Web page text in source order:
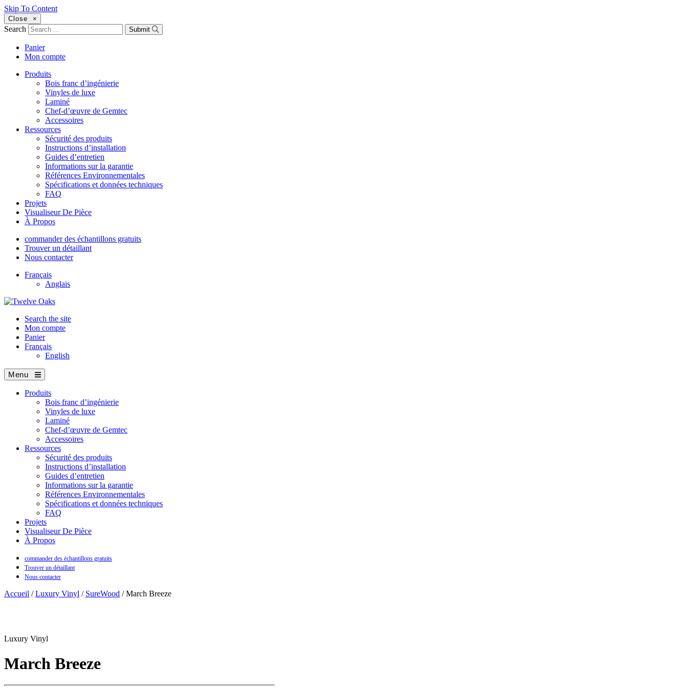
Skip To Content
Close ×
Search Submit
Panier
Mon compte
Produits
Bois franc d’ingénierie
Vinyles de luxe
Laminé
Chef-d’œuvre de Gemtec
Accessoires
Ressources
Sécurité des produits
Instructions d’installation
Guides d’entretien
Informations sur la garantie
Références Environnementales
Spécifications et données techniques
FAQ
Projets
Visualiseur De Pièce
À Propos
commander des échantillons gratuits
Trouver un détaillant
Nous contacter
Français
Anglais
Search the site
Mon compte
Panier
Français
English
Menu
Produits
Bois franc d’ingénierie
Vinyles de luxe
Laminé
Chef-d’œuvre de Gemtec
Accessoires
Ressources
Sécurité des produits
Instructions d’installation
Guides d’entretien
Informations sur la garantie
Références Environnementales
Spécifications et données techniques
FAQ
Projets
Visualiseur De Pièce
À Propos
commander des échantillons gratuits
Trouver un détaillant
Nous contacter
Accueil /Luxury Vinyl / SureWood / March Breeze
Luxury Vinyl
March Breeze